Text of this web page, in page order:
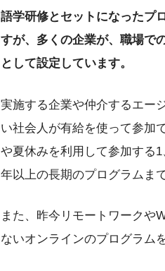
語学研修とセットになったプ
すが、多くの企業が、職場で
として設定しています。
実施する企業や仲介するエー
い社会人が有給を使って参加
や夏休みを利用して参加する
年以上の長期のプログラムま
また、昨今リモートワークや
ないオンラインのプログラム